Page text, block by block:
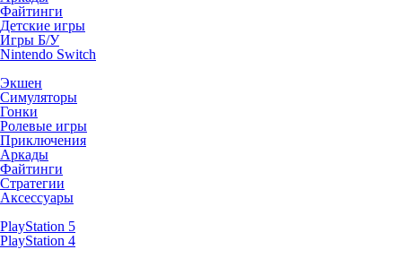
Файтинги
Детские игры
Игры Б/У
Nintendo Switch
Экшен
Симуляторы
Гонки
Ролевые игры
Приключения
Аркады
Файтинги
Стратегии
Аксессуары
PlayStation 5
PlayStation 4